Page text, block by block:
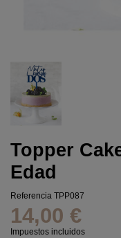
Topper
Edad
Referencia TPP087
14,00 €
Impuestos incluidos